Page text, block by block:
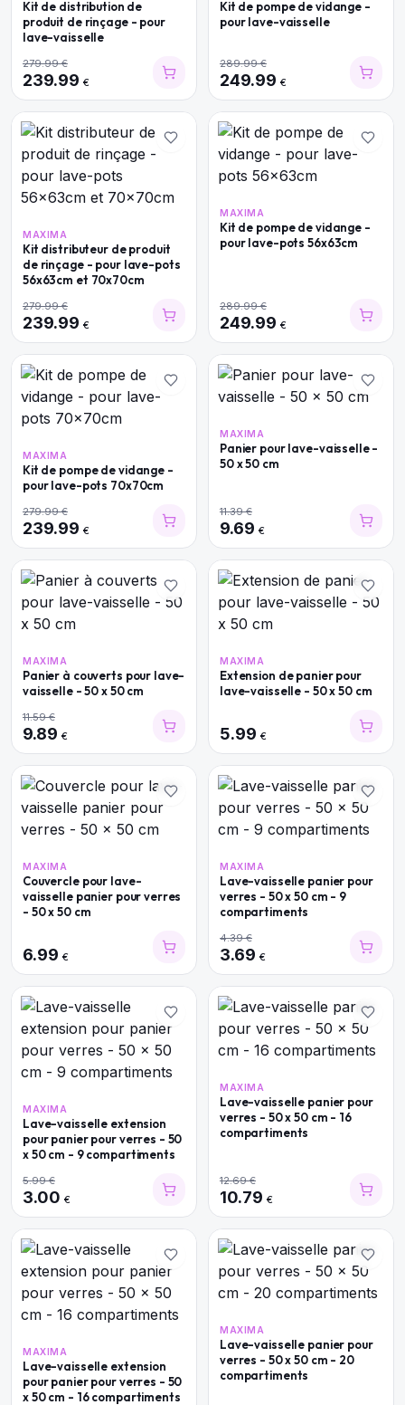
Kit de distribution de
produit de rinçage - pour
lave-vaisselle
279.99€
239.99 €
Kit de pompe de vidange -
pour lave-vaisselle
289.99€
249.99 €
MAXIMA
Kit distributeur de produit
de rinçage - pour lave-pots
56x63cm et 70x70cm
279.99€
239.99 €
MAXIMA
Kit de pompe de vidange -
pour lave-pots 56x63cm
289.99€
249.99 €
MAXIMA
Kit de pompe de vidange -
pour lave-pots 70x70cm
279.99€
239.99 €
MAXIMA
Panier pour lave-vaisselle -
50 x 50 cm
11.39€
9.69 €
MAXIMA
Panier à couverts pour lave-
vaisselle - 50 x 50 cm
11.59€
9.89 €
MAXIMA
Extension de panier pour
lave-vaisselle - 50 x 50 cm
5.99 €
MAXIMA
Couvercle pour lave-
vaisselle panier pour verres
- 50 x 50 cm
6.99 €
MAXIMA
Lave-vaisselle panier pour
verres - 50 x 50 cm - 9
compartiments
4.39€
3.69 €
MAXIMA
Lave-vaisselle extension
pour panier pour verres - 50
x 50 cm - 9 compartiments
5.99€
3.00 €
MAXIMA
Lave-vaisselle panier pour
verres - 50 x 50 cm - 16
compartiments
12.69€
10.79 €
MAXIMA
Lave-vaisselle extension
pour panier pour verres - 50
x 50 cm - 16 compartiments
MAXIMA
Lave-vaisselle panier pour
verres - 50 x 50 cm - 20
compartiments